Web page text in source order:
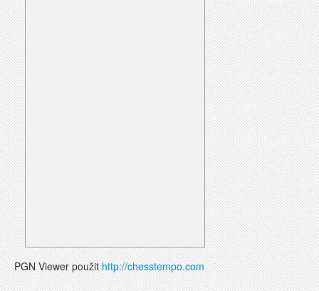
PGN Viewer použithttp://chesstempo.com